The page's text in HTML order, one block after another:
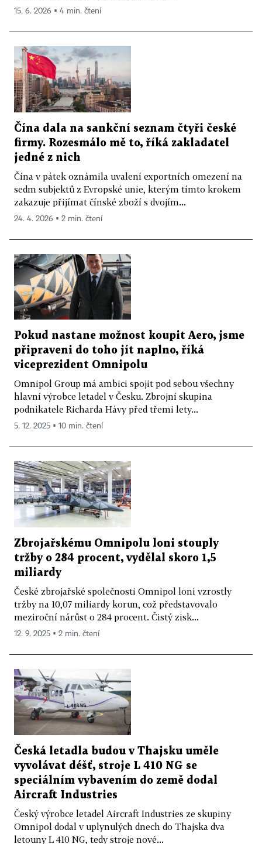
15. 6. 2026 ▪ 4 min. čtení
Čína dala na sankční seznam čtyři české
firmy. Rozesmálo mě to, říká zakladatel
jedné z nich
Čína v pátek oznámila uvalení exportních omezení na
sedm subjektů z Evropské unie, kterým tímto krokem
zakazuje přijímat čínské zboží s dvojím...
24. 4. 2026 ▪ 2 min. čtení
Pokud nastane možnost koupit Aero, jsme
připraveni do toho jít naplno, říká
viceprezident Omnipolu
Omnipol Group má ambici spojit pod sebou všechny
hlavní výrobce letadel v Česku. Zbrojní skupina
podnikatele Richarda Hávy před třemi lety...
5. 12. 2025 ▪ 10 min. čtení
Zbrojařskému Omnipolu loni stouply
tržby o 284 procent, vydělal skoro 1,5
miliardy
České zbrojařské společnosti Omnipol loni vzrostly
tržby na 10,07 miliardy korun, což představovalo
meziroční nárůst o 284 procent. Čistý zisk...
12. 9. 2025 ▪ 2 min. čtení
Česká letadla budou v Thajsku uměle
vyvolávat déšť, stroje L 410 NG se
speciálním vybavením do země dodal
Aircraft Industries
Český výrobce letadel Aircraft Industries ze skupiny
Omnipol dodal v uplynulých dnech do Thajska dva
letouny L 410 NG, tedy stroje nové...